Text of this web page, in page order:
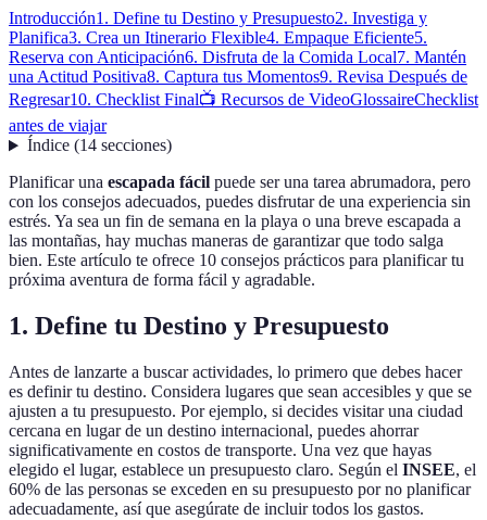
Introducción1. Define tu Destino y Presupuesto2. Investiga y
Planifica3. Crea un Itinerario Flexible4. Empaque Eficiente5.
Reserva con Anticipación6. Disfruta de la Comida Local7. Mantén
una Actitud Positiva8. Captura tus Momentos9. Revisa Después de
Regresar10. Checklist Final📺 Recursos de VideoGlossaireChecklist
antes de viajar
Índice(14 secciones)
Planificar una escapada fácil puede ser una tarea abrumadora, pero
con los consejos adecuados, puedes disfrutar de una experiencia sin
estrés. Ya sea un fin de semana en la playa o una breve escapada a
las montañas, hay muchas maneras de garantizar que todo salga
bien. Este artículo te ofrece 10 consejos prácticos para planificar tu
próxima aventura de forma fácil y agradable.
1. Define tu Destino y Presupuesto
Antes de lanzarte a buscar actividades, lo primero que debes hacer
es definir tu destino. Considera lugares que sean accesibles y que se
ajusten a tu presupuesto. Por ejemplo, si decides visitar una ciudad
cercana en lugar de un destino internacional, puedes ahorrar
significativamente en costos de transporte. Una vez que hayas
elegido el lugar, establece un presupuesto claro. Según el INSEE, el
60% de las personas se exceden en su presupuesto por no planificar
adecuadamente, así que asegúrate de incluir todos los gastos.